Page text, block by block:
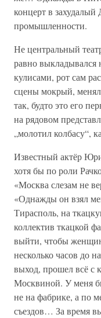
концерт в
промышленности.
Не центральный
равно выкладывался
кулисами, рот сам
сцены мокрый,
так, будто это его
на рядовом
„молотил колбасу“,
Известный актёр
хотя бы по роли
«Москва слезам не
«Однажды он взял
Тирасполь, на
коллектив ткацкой
выйти, чтобы
несколько часов до
выход, прошел всё с
Москвиной. У меня
не на фабрике, а по
съездов… За время